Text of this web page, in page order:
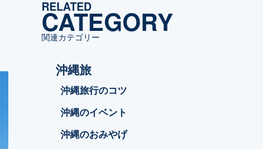
リ
ー
RELATED
CATEGORY
関連カテゴリー
沖縄旅
沖縄旅行のコツ
沖縄のイベント
沖縄のおみやげ